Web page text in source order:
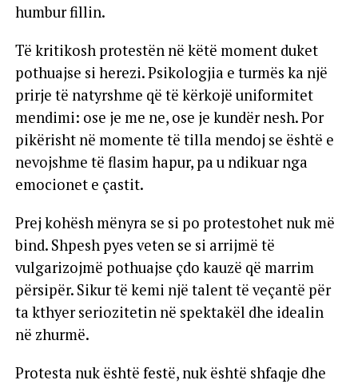
humbur fillin.
Të kritikosh protestën në këtë moment duket
pothuajse si herezi. Psikologjia e turmës ka një
prirje të natyrshme që të kërkojë uniformitet
mendimi: ose je me ne, ose je kundër nesh. Por
pikërisht në momente të tilla mendoj se është e
nevojshme të flasim hapur, pa u ndikuar nga
emocionet e çastit.
Prej kohësh mënyra se si po protestohet nuk më
bind. Shpesh pyes veten se si arrijmë të
vulgarizojmë pothuajse çdo kauzë që marrim
përsipër. Sikur të kemi një talent të veçantë për
ta kthyer seriozitetin në spektakël dhe idealin
në zhurmë.
Protesta nuk është festë, nuk është shfaqje dhe